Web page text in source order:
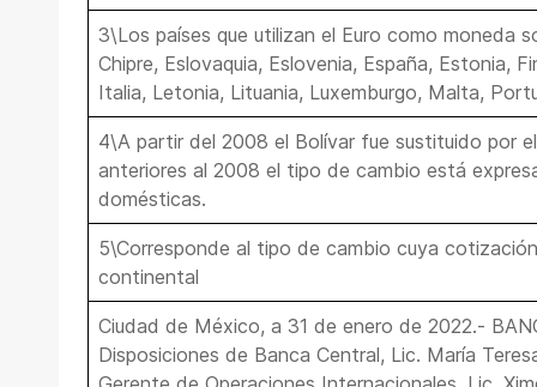
3\Los países que utilizan el Euro como moneda
Chipre, Eslovaquia, Eslovenia, España, Estonia,
Italia, Letonia, Lituania, Luxemburgo, Malta,
4\A partir del 2008 el Bolívar fue sustituido por
anteriores al 2008 el tipo de cambio está
domésticas.
5\Corresponde al tipo de cambio cuya
continental
Ciudad de México, a 31 de enero de 2022.-
Disposiciones de Banca Central, Lic. María